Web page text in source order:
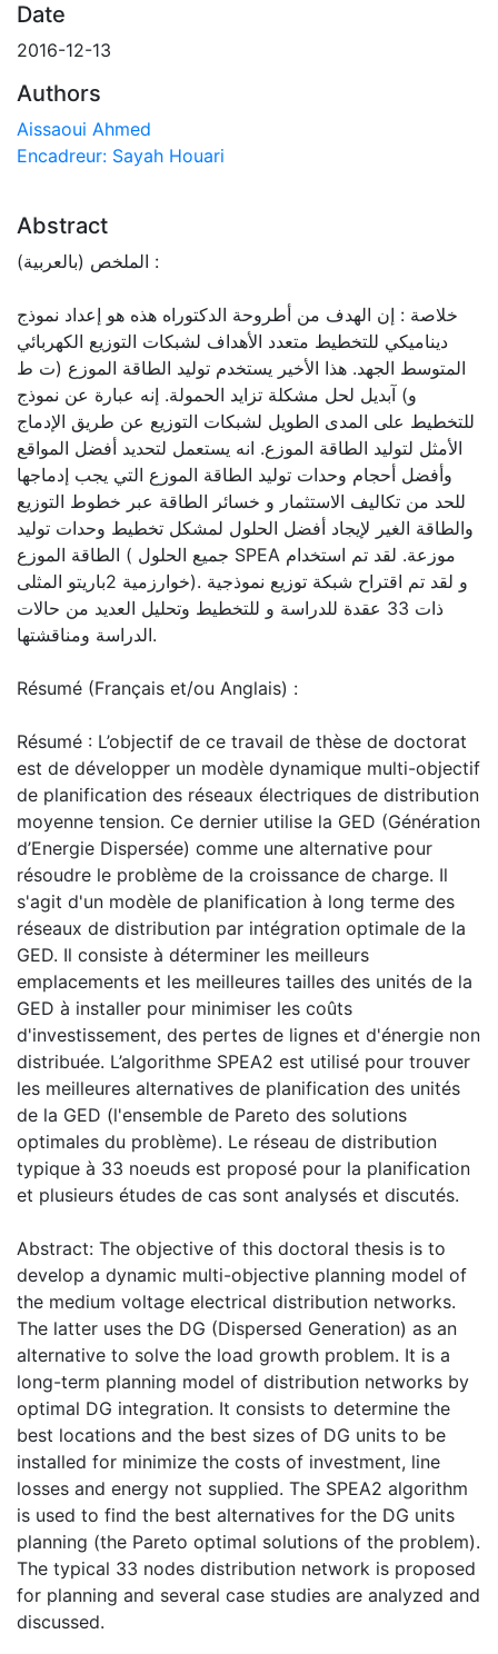
Date
2016-12-13
Authors
Aissaoui Ahmed
Encadreur: Sayah Houari
Abstract
الملخص (بالعربية) :
خلاصة : إن الهدف من أطروحة الدكتوراه هذه هو إعداد نموذج
ديناميكي للتخطيط متعدد الأهداف لشبكات التوزيع الكهربائي
المتوسط الجهد. هذا الأخير يستخدم توليد الطاقة الموزع (ت ط
و) آبديل لحل مشكلة تزايد الحمولة. إنه عبارة عن نموذج
للتخطيط على المدى الطويل لشبكات التوزيع عن طريق الإدماج
الأمثل لتوليد الطاقة الموزع. انه يستعمل لتحديد أفضل المواقع
وأفضل أحجام وحدات توليد الطاقة الموزع التي يجب إدماجها
للحد من تكاليف الاستثمار و خسائر الطاقة عبر خطوط التوزيع
والطاقة الغير لإيجاد أفضل الحلول لمشكل تخطيط وحدات توليد
الطاقة الموزع ( جميع الحلول SPEA موزعة. لقد تم استخدام
خوارزمية 2باريتو المثلى). و لقد تم اقتراح شبكة توزيع نموذجية
ذات 33 عقدة للدراسة و للتخطيط وتحليل العديد من حالات
الدراسة ومناقشتها.
Résumé (Français et/ou Anglais) :
Résumé : L’objectif de ce travail de thèse de doctorat
est de développer un modèle dynamique multi-objectif
de planification des réseaux électriques de distribution
moyenne tension. Ce dernier utilise la GED (Génération
d’Energie Dispersée) comme une alternative pour
résoudre le problème de la croissance de charge. Il
s'agit d'un modèle de planification à long terme des
réseaux de distribution par intégration optimale de la
GED. Il consiste à déterminer les meilleurs
emplacements et les meilleures tailles des unités de la
GED à installer pour minimiser les coûts
d'investissement, des pertes de lignes et d'énergie non
distribuée. L’algorithme SPEA2 est utilisé pour trouver
les meilleures alternatives de planification des unités
de la GED (l'ensemble de Pareto des solutions
optimales du problème). Le réseau de distribution
typique à 33 noeuds est proposé pour la planification
et plusieurs études de cas sont analysés et discutés.
Abstract: The objective of this doctoral thesis is to
develop a dynamic multi-objective planning model of
the medium voltage electrical distribution networks.
The latter uses the DG (Dispersed Generation) as an
alternative to solve the load growth problem. It is a
long-term planning model of distribution networks by
optimal DG integration. It consists to determine the
best locations and the best sizes of DG units to be
installed for minimize the costs of investment, line
losses and energy not supplied. The SPEA2 algorithm
is used to find the best alternatives for the DG units
planning (the Pareto optimal solutions of the problem).
The typical 33 nodes distribution network is proposed
for planning and several case studies are analyzed and
discussed.